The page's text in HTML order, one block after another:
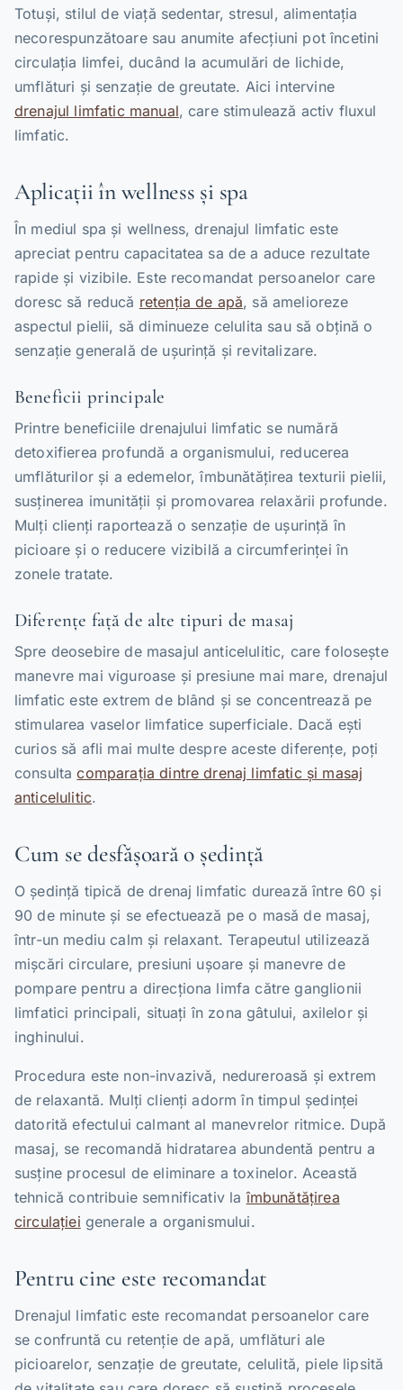
Totuși, stilul de viață sedentar, stresul, alimentația
necorespunzătoare sau anumite afecțiuni pot încetini
circulația limfei, ducând la acumulări de lichide,
umflături și senzație de greutate. Aici intervine
drenajul limfatic manual, care stimulează activ fluxul
limfatic.
Aplicații în wellness și spa
În mediul spa și wellness, drenajul limfatic este
apreciat pentru capacitatea sa de a aduce rezultate
rapide și vizibile. Este recomandat persoanelor care
doresc să reducă retenția de apă, să amelioreze
aspectul pielii, să diminueze celulita sau să obțină o
senzație generală de ușurință și revitalizare.
Beneficii principale
Printre beneficiile drenajului limfatic se numără
detoxifierea profundă a organismului, reducerea
umflăturilor și a edemelor, îmbunătățirea texturii pielii,
susținerea imunității și promovarea relaxării profunde.
Mulți clienți raportează o senzație de ușurință în
picioare și o reducere vizibilă a circumferinței în
zonele tratate.
Diferențe față de alte tipuri de masaj
Spre deosebire de masajul anticelulitic, care folosește
manevre mai viguroase și presiune mai mare, drenajul
limfatic este extrem de blând și se concentrează pe
stimularea vaselor limfatice superficiale. Dacă ești
curios să afli mai multe despre aceste diferențe, poți
consultacomparația dintre drenaj limfatic și masaj
anticelulitic.
Cum se desfășoară o ședință
O ședință tipică de drenaj limfatic durează între 60 și
90 de minute și se efectuează pe o masă de masaj,
într-un mediu calm și relaxant. Terapeutul utilizează
mișcări circulare, presiuni ușoare și manevre de
pompare pentru a direcționa limfa către ganglionii
limfatici principali, situați în zona gâtului, axilelor și
inghinului.
Procedura este non-invazivă, nedureroasă și extrem
de relaxantă. Mulți clienți adorm în timpul ședinței
datorită efectului calmant al manevrelor ritmice. După
masaj, se recomandă hidratarea abundentă pentru a
susține procesul de eliminare a toxinelor. Această
tehnică contribuie semnificativ laîmbunătățirea
circulației generale a organismului.
Pentru cine este recomandat
Drenajul limfatic este recomandat persoanelor care
se confruntă cu retenție de apă, umflături ale
picioarelor, senzație de greutate, celulită, piele lipsită